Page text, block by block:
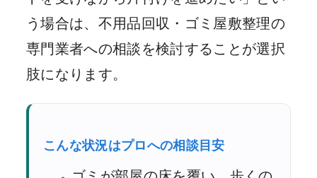
う場合は、不用品回収・ゴミ屋敷整理の
専門業者への相談を検討することが選択
肢になります。
こんな状況はプロへの相談目安